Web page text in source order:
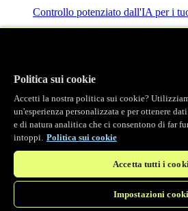
Controllo potenziato dall'IA per i
Main menu
/ Prodotti
Osservabilità
Logging in tempo reale
Politica sui cookie
Accetti la nostra politica sui cookie?
un'esperienza personalizzata e per ottenere
e di natura analitica che ci consentono di far
intoppi. Politica sui cookie
Accetta tutti i
Impostazioni